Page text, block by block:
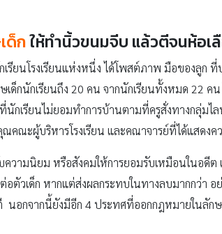
ด็กให้ทำนิ้วขนมจีบ แล้วตีจนห้อเ
รียนโรงเรียนแห่งหนึ่ง ได้โพสต์ภาพ มือของลูก
กนักเรียนถึง 20 คน จากนักเรียนทั้งหมด 22 คน
กเรียนไม่ยอมทำการบ้านตามที่ครูสั่งทางกลุ่มไล
คณะผู้บริหารโรงเรียน และคณาจารย์ที่ได้แสดง
ความนิยม หรือสังคมให้การยอมรับเหมือนในอดีต
อตัวเด็ก หากแต่ส่งผลกระทบในทางลบมากกว่า อ
นอกจากนี้ยังมีอีก 4 ประทศที่ออกกฎหมายในลัก